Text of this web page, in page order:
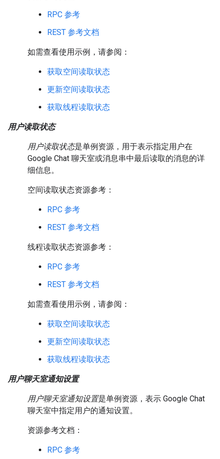
RPC 参考
REST 参考文档
如需查看使用示例，请参阅：
获取空间读取状态
更新空间读取状态
获取线程读取状态
用户读取状态
用户读取状态是单例资源，用于表示指定用户在
Google Chat 聊天室或消息串中最后读取的消息的详
细信息。
空间读取状态资源参考：
RPC 参考
REST 参考文档
线程读取状态资源参考：
RPC 参考
REST 参考文档
如需查看使用示例，请参阅：
获取空间读取状态
更新空间读取状态
获取线程读取状态
用户聊天室通知设置
用户聊天室通知设置是单例资源，表示 Google Chat
聊天室中指定用户的通知设置。
资源参考文档：
RPC 参考